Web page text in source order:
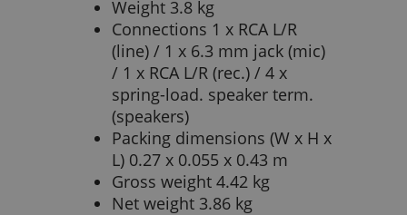
Weight 3.8 kg
Connections 1 x RCA L/R
(line) / 1 x 6.3 mm jack (mic)
/ 1 x RCA L/R (rec.) / 4 x
spring-load. speaker term.
(speakers)
Packing dimensions (W x H x
L) 0.27 x 0.055 x 0.43 m
Gross weight 4.42 kg
Net weight 3.86 kg